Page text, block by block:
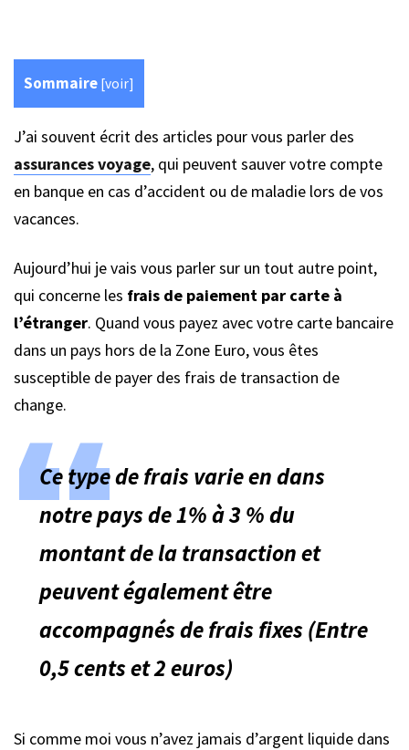
Sommaire [voir]
J’ai souvent écrit des articles pour vous parler des
assurances voyage, qui peuvent sauver votre compte
en banque en cas d’accident ou de maladie lors de vos
vacances.
Aujourd’hui je vais vous parler sur un tout autre point,
qui concerne les frais de paiement par carte à
l’étranger. Quand vous payez avec votre carte bancaire
dans un pays hors de la Zone Euro, vous êtes
susceptible de payer des frais de transaction de
change.
Ce type de frais varie en dans
notre pays de 1% à 3 % du
montant de la transaction et
peuvent également être
accompagnés de frais fixes (Entre
0,5 cents et 2 euros)
Si comme moi vous n’avez jamais d’argent liquide dans